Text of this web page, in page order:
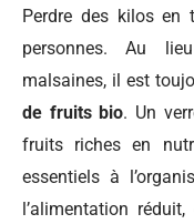
Perdre des kilos en
personnes. Au
malsaines, il est
de fruits bio. Un
fruits riches en
essentiels à
l’alimentation